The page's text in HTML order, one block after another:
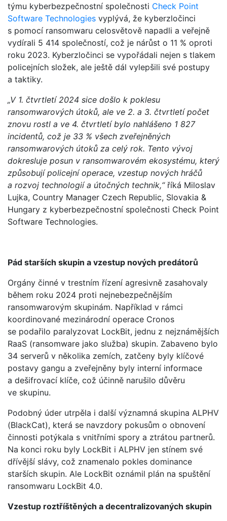
týmu kyberbezpečnostní společnosti Check Point
Software Technologies vyplývá, že kyberzločinci
s pomocí ransomwaru celosvětově napadli a veřejně
vydírali 5 414 společností, což je nárůst o 11 % oproti
roku 2023. Kyberzločinci se vypořádali nejen s tlakem
policejních složek, ale ještě dál vylepšili své postupy
a taktiky.
„V 1. čtvrtletí 2024 sice došlo k poklesu
ransomwarových útoků, ale ve 2. a 3. čtvrtletí počet
znovu rostl a ve 4. čtvrtletí bylo nahlášeno 1 827
incidentů, což je 33 % všech zveřejněných
ransomwarových útoků za celý rok. Tento vývoj
dokresluje posun v ransomwarovém ekosystému, který
způsobují policejní operace, vzestup nových hráčů
a rozvoj technologií a útočných technik,“říká Miloslav
Lujka, Country Manager Czech Republic, Slovakia &
Hungary z kyberbezpečnostní společnosti Check Point
Software Technologies.
Pád starších skupin a vzestup nových predátorů
Orgány činné v trestním řízení agresivně zasahovaly
během roku 2024 proti nejnebezpečnějším
ransomwarovým skupinám. Například v rámci
koordinované mezinárodní operace Cronos
se podařilo paralyzovat LockBit, jednu z nejznámějších
RaaS (ransomware jako služba) skupin. Zabaveno bylo
34 serverů v několika zemích, zatčeny byly klíčové
postavy gangu a zveřejněny byly interní informace
a dešifrovací klíče, což účinně narušilo důvěru
ve skupinu.
Podobný úder utrpěla i další významná skupina ALPHV
(BlackCat), která se navzdory pokusům o obnovení
činnosti potýkala s vnitřními spory a ztrátou partnerů.
Na konci roku byly LockBit i ALPHV jen stínem své
dřívější slávy, což znamenalo pokles dominance
starších skupin. Ale LockBit oznámil plán na spuštění
ransomwaru LockBit 4.0.
Vzestup roztříštěných a decentralizovaných skupin